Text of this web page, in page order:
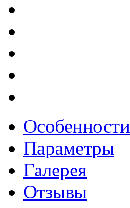
Особенности
Параметры
Галерея
Отзывы